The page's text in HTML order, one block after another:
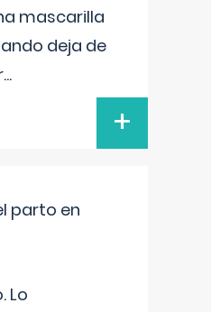
mascarilla
deja de
...
+
parto en
Lo